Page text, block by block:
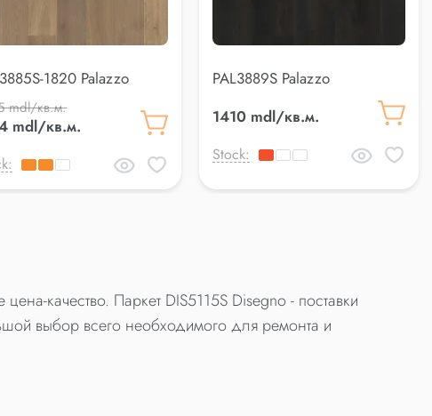
1820 Palazzo
mdl/кв.м.
mdl/кв.м.
PAL3889S Palazzo
1410 mdl/кв.м.
Stock:
качество. Паркет DIS5115S Disegno - поставки
выбор всего необходимого для ремонта и